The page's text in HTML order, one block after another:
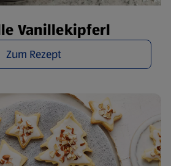
Vanillekipferl
Zum Rezept